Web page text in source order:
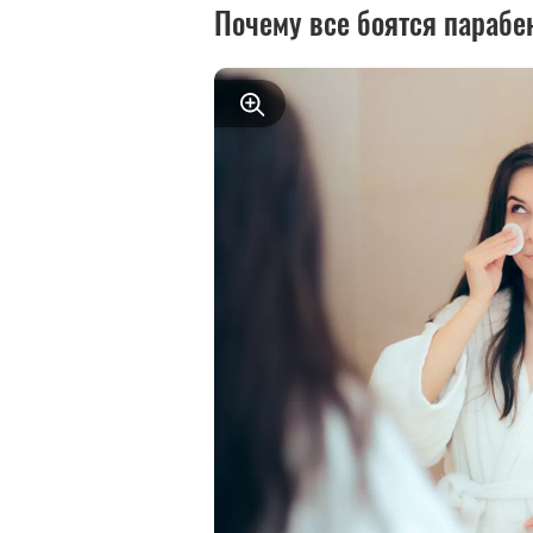
Почему все боятся